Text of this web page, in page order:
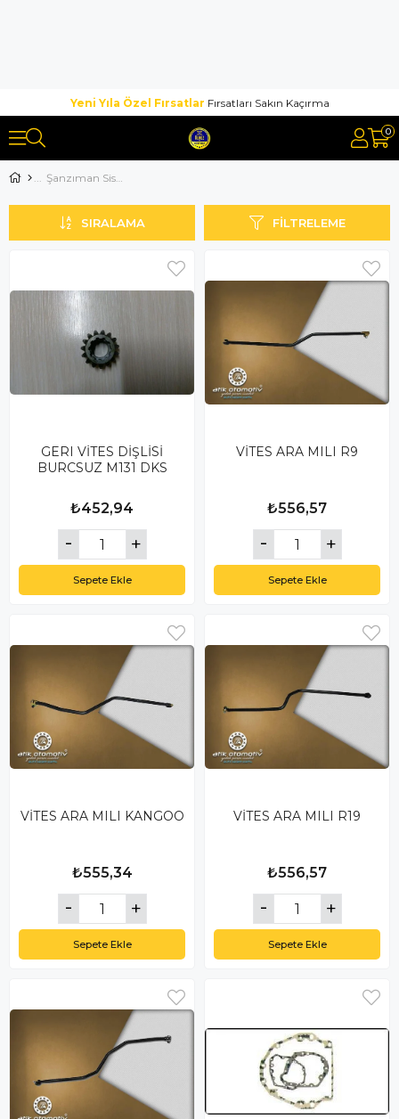
Yeni Yıla Özel Fırsatlar Fırsatları Sakın Kaçırma
0
Şanzıman Sistemi
FILTRELEME
SIRALAMA
GERI VİTES DİŞLİSİ
BURCSUZ M131 DKS
₺452,94
Sepete Ekle
VİTES ARA MILI R9
₺556,57
Sepete Ekle
VİTES ARA MILI KANGOO
₺555,34
Sepete Ekle
VİTES ARA MILI R19
₺556,57
Sepete Ekle